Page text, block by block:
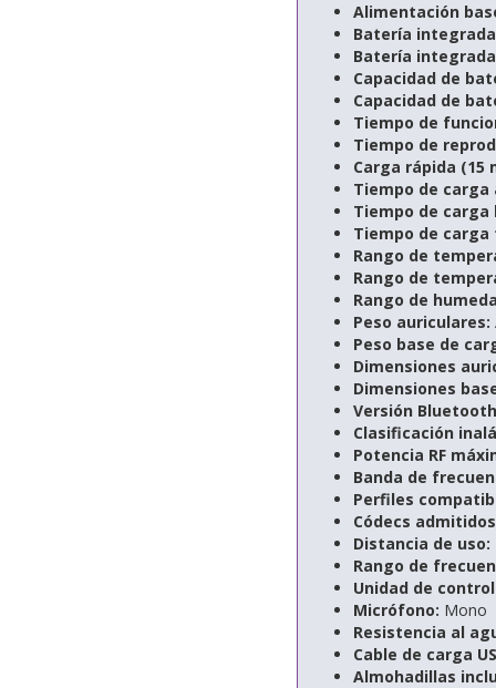
Alimentación
Batería
Batería
Capacidad de
Capacidad de
Tiempo de
Tiempo de
Carga rápida (15
Tiempo de carga
Tiempo de carga
Tiempo de
Rango de
Rango de
Rango de
Peso auriculares:
Peso base de
Dimensiones
Dimensiones
Versión
Clasificación
Potencia RF
Banda de
Perfiles
Códecs
Distancia de uso:
Rango de
Unidad de
Micrófono: Mono
Resistencia al
Cable de carga
Almohadillas